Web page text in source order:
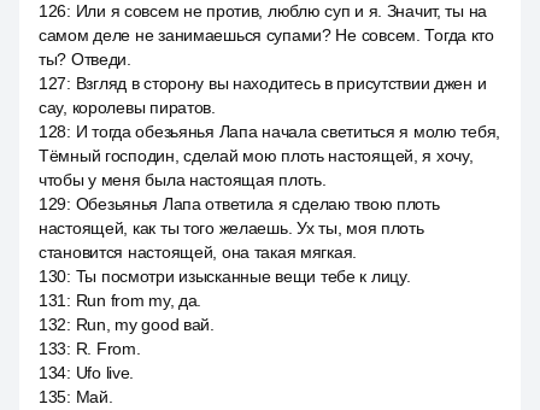
126: Или я совсем не против, люблю суп и я. Значит, ты на
самом деле не занимаешься супами? Не совсем. Тогда кто
ты? Отведи.
127: Взгляд в сторону вы находитесь в присутствии джен и
сау, королевы пиратов.
128: И тогда обезьянья Лапа начала светиться я молю тебя,
Тёмный господин, сделай мою плоть настоящей, я хочу,
чтобы у меня была настоящая плоть.
129: Обезьянья Лапа ответила я сделаю твою плоть
настоящей, как ты того желаешь. Ух ты, моя плоть
становится настоящей, она такая мягкая.
130: Ты посмотри изысканные вещи тебе к лицу.
131 : Run from my, да.
132: Run, my good вай.
133: R. From.
134: Ufo live.
135: Май.